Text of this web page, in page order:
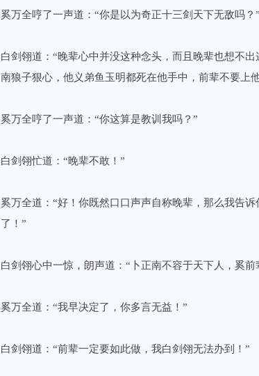
奚万全哼了一声道：“你是以为奇正十三剑天下无敌吗？”
白剑翎道：“晚辈心中并没这种念头，而且晚辈也想不
南狼子狠心，他义弟鱼玉明都死在他手中，前辈不要上
奚万全哼了一声道：“你这算是教训我吗？”
白剑翎忙道：“晚辈不敢！”
奚万全道：“好！你既然口口声声自称晚辈，那么我告
了！”
白剑翎心中一惊，朗声道：“卜正南不容于天下人，奚前
奚万全道：“我早决定了，你多言无益！”
白剑翎道：“前辈一定要如此做，我白剑翎无法办到！”